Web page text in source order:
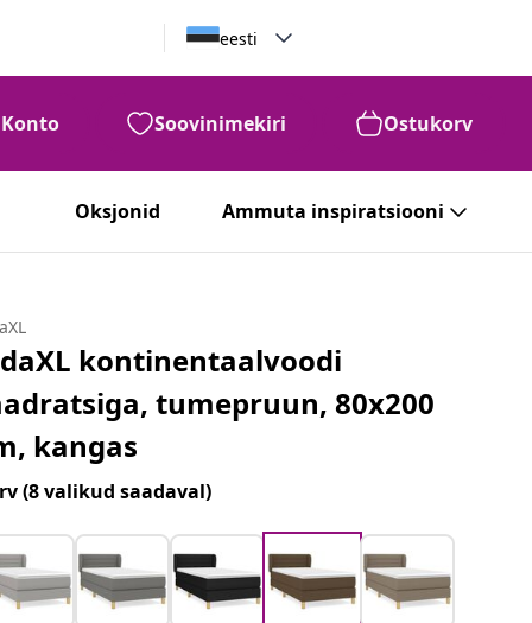
eesti
Konto Soovinimekiri Ostukorv
Oksjonid Ammuta inspiratsiooni
kontinentaalvoodi
tumepruun, 80x200
kangas
(8 valikud saadaval)